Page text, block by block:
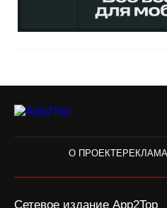
О ПРОЕКТЕРЕКЛАМА
Сетевое издание App2Top